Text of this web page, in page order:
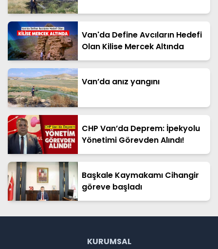
Van'da Define Avcıların Hedefi
Olan Kilise Mercek Altında
Van’da anız yangını
CHP Van’da Deprem: İpekyolu
Yönetimi Görevden Alındı!
Başkale Kaymakamı Cihangir
göreve başladı
KURUMSAL